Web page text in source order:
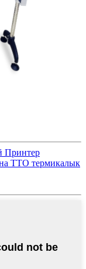
Принтер
ТТО термикалык